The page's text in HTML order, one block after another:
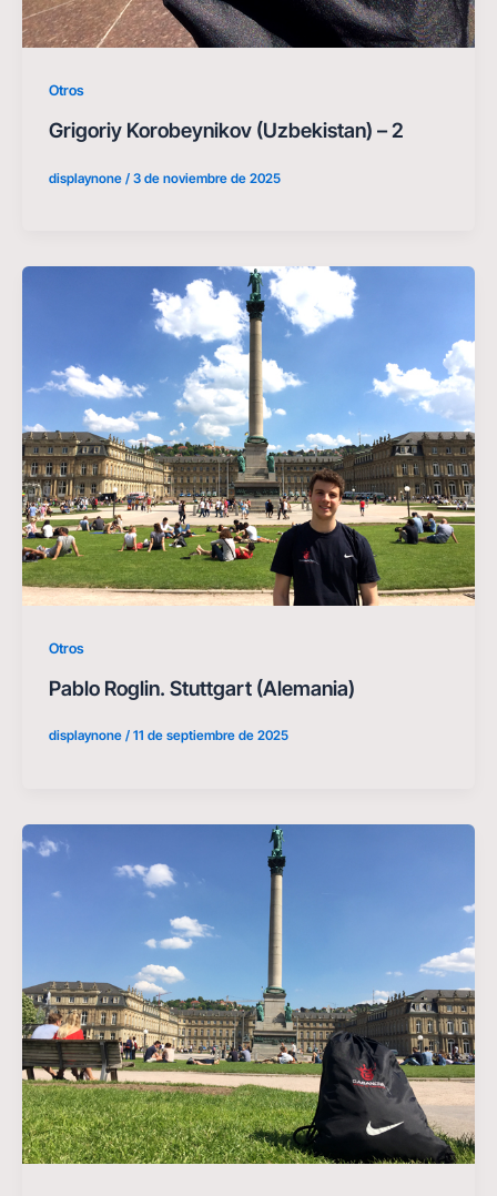
Otros
Grigoriy Korobeynikov (Uzbekistan) – 2
displaynone / 3 de noviembre de 2025
Otros
Pablo Roglin. Stuttgart (Alemania)
displaynone / 11 de septiembre de 2025